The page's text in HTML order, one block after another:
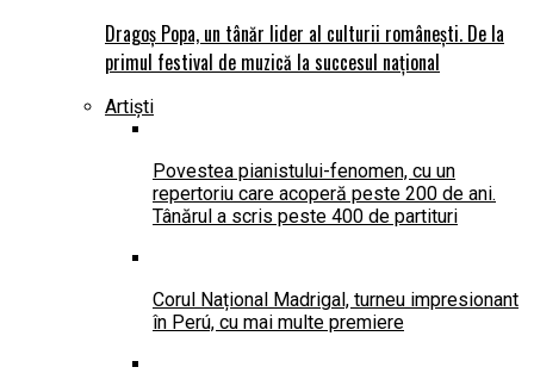
Dragoș Popa, un tânăr lider al culturii românești. De la
primul festival de muzică la succesul național
Artiști
Povestea pianistului-fenomen, cu un
repertoriu care acoperă peste 200 de ani.
Tânărul a scris peste 400 de partituri
Corul Național Madrigal, turneu impresionant
în Perú, cu mai multe premiere